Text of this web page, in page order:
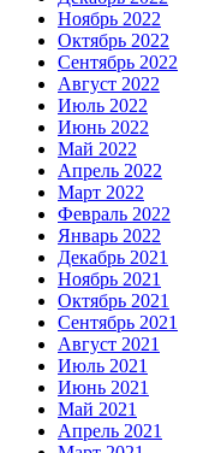
Ноябрь 2022
Октябрь 2022
Сентябрь 2022
Август 2022
Июль 2022
Июнь 2022
Май 2022
Апрель 2022
Март 2022
Февраль 2022
Январь 2022
Декабрь 2021
Ноябрь 2021
Октябрь 2021
Сентябрь 2021
Август 2021
Июль 2021
Июнь 2021
Май 2021
Апрель 2021